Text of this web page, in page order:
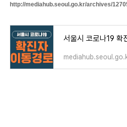
http://mediahub.seoul.go.kr/archives/